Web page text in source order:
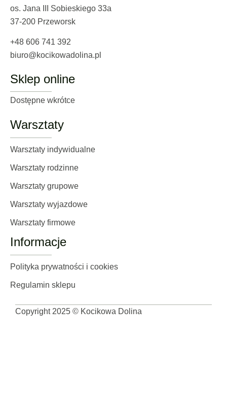
os. Jana III Sobieskiego 33a
37-200 Przeworsk
+48 606 741 392
biuro@kocikowadolina.pl
Sklep online
Dostępne wkrótce
Warsztaty
Warsztaty indywidualne
Warsztaty rodzinne
Warsztaty grupowe
Warsztaty wyjazdowe
Warsztaty firmowe
Informacje
Polityka prywatności i cookies
Regulamin sklepu
Copyright 2025 © Kocikowa Dolina